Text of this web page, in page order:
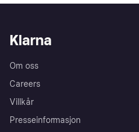
Klarna
Om oss
Careers
Villkår
Presseinformasjon